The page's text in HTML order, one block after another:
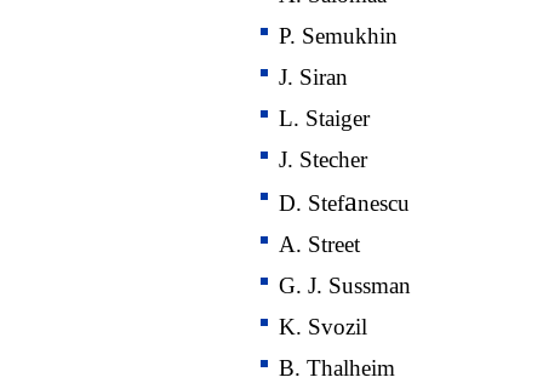
P. Semukhin
J. Siran
L. Staiger
J. Stecher
D. Stefanescu
A. Street
G. J. Sussman
K. Svozil
B. Thalheim